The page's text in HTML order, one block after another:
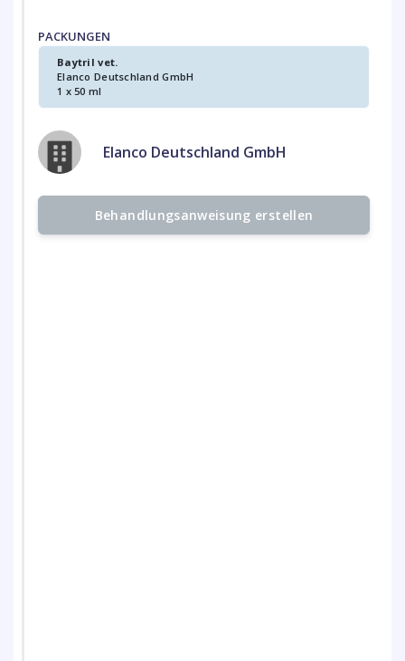
PACKUNGEN
Baytril vet.
Elanco Deutschland GmbH
1 x 50 ml
Elanco Deutschland GmbH
Behandlungsanweisung erstellen